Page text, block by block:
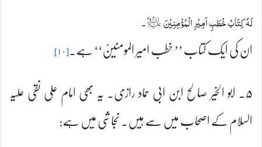
لَهُ كِتَابُ خُطَبِ اَمِيْرِ الْمُؤْمِنِيْنَ ؑ۔
ان کی ایک کتاب ’’ خطب امیر المومنینؑ‘‘ ہے۔[۱۰]
۵۔ ابو الخیر صالح ابن ابی حماد رازی۔ یہ بھی امام علی نقی علیہ
السلام کے اصحاب میں سے ہیں۔ نجاشی میں ہے: